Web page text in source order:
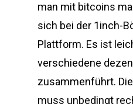
man mit bitcoins
sich bei der 1inch-
Plattform. Es ist
verschiedene
zusammenführt.
muss unbedingt